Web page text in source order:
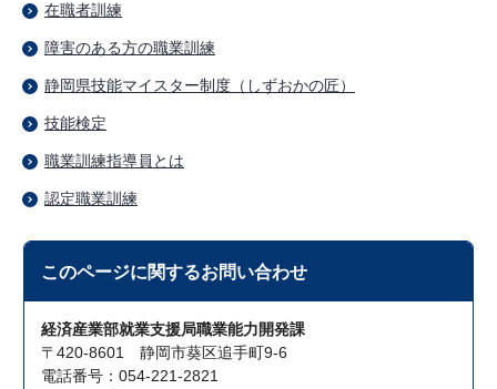
在職者訓練
障害のある方の職業訓練
静岡県技能マイスター制度（しずおかの匠）
技能検定
職業訓練指導員とは
認定職業訓練
このページに関するお問い合わせ
経済産業部就業支援局職業能力開発課
〒420-8601 静岡市葵区追手町9-6
電話番号：054-221-2821